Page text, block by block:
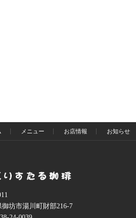
メニュー お店情報 お知らせ
坊市湯川町財部216-7